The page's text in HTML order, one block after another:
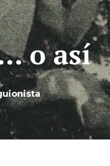
o así